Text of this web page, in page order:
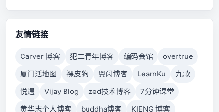
connection failed because connected host has failed
to respond.
友情链接
Carver 博客 犯二青年博客 编码会馆
overtrue
厦门活地图
裸皮狗 翼闪博客 LearnKu
九歌
悦遇
Vijay Blog zed技术博客
7分钟课堂
黄华志个人博客
buddha博客
KIENG 博客